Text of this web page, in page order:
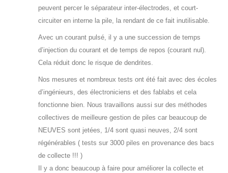
peuvent percer le séparateur inter-électrodes, et court-
circuiter en interne la pile, la rendant de ce fait inutilisable.
Avec un courant pulsé, il y a une succession de temps
d’injection du courant et de temps de repos (courant nul).
Cela réduit donc le risque de dendrites.
Nos mesures et nombreux tests ont été fait avec des écoles
d’ingénieurs, des électroniciens et des fablabs et cela
fonctionne bien. Nous travaillons aussi sur des méthodes
collectives de meilleure gestion de piles car beaucoup de
NEUVES sont jetées, 1/4 sont quasi neuves, 2/4 sont
régénérables ( tests sur 3000 piles en provenance des bacs
de collecte !!! )
Il y a donc beaucoup à faire pour améliorer la collecte et